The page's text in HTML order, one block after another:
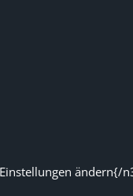
ändern{/